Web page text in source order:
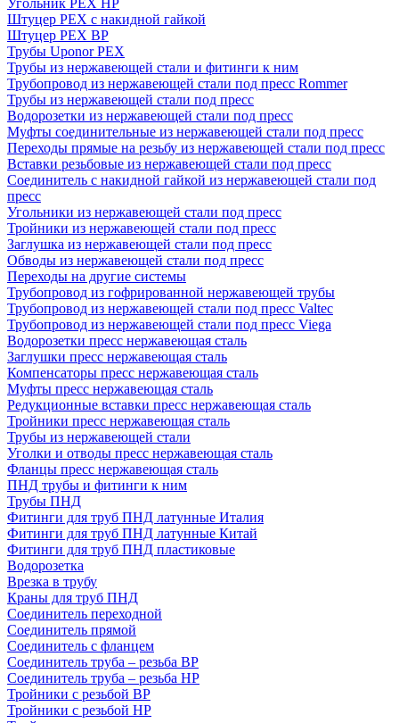
Штуцер PEX c накидной гайкой
Штуцер PEX ВР
Трубы Uponor PEX
Трубы из нержавеющей стали и фитинги к ним
Трубопровод из нержавеющей стали под пресс Rommer
Трубы из нержавеющей стали под пресс
Водорозетки из нержавеющей стали под пресс
Муфты соединительные из нержавеющей стали под пресс
Переходы прямые на резьбу из нержавеющей стали под пресс
Вставки резьбовые из нержавеющей стали под пресс
Соединитель с накидной гайкой из нержавеющей стали под
пресс
Угольники из нержавеющей стали под пресс
Тройники из нержавеющей стали под пресс
Заглушка из нержавеющей стали под пресс
Обводы из нержавеющей стали под пресс
Переходы на другие системы
Трубопровод из гофрированной нержавеющей трубы
Трубопровод из нержавеющей стали под пресс Valtec
Трубопровод из нержавеющей стали под пресс Viega
Водорозетки пресс нержавеющая сталь
Заглушки пресс нержавеющая сталь
Компенсаторы пресс нержавеющая сталь
Муфты пресс нержавеющая сталь
Редукционные вставки пресс нержавеющая сталь
Тройники пресс нержавеющая сталь
Трубы из нержавеющей стали
Уголки и отводы пресс нержавеющая сталь
Фланцы пресс нержавеющая сталь
ПНД трубы и фитинги к ним
Трубы ПНД
Фитинги для труб ПНД латунные Италия
Фитинги для труб ПНД латунные Китай
Фитинги для труб ПНД пластиковые
Водорозетка
Врезка в трубу
Краны для труб ПНД
Соединитель переходной
Соединитель прямой
Соединитель с фланцем
Соединитель труба – резьба ВР
Соединитель труба – резьба НР
Тройники с резьбой ВР
Тройники с резьбой НР